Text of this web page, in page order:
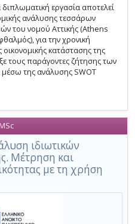
εργασία αποτελεί
ανάλυσης τεσσάρων
του νομού Αττικής (Athens
για την χρονική
κατάστασης της
τους παράγοντες ζήτησης των
μέσω της ανάλυσης SWOT
ιδιωτικών
Μέτρηση και
με τη χρήση
MSc